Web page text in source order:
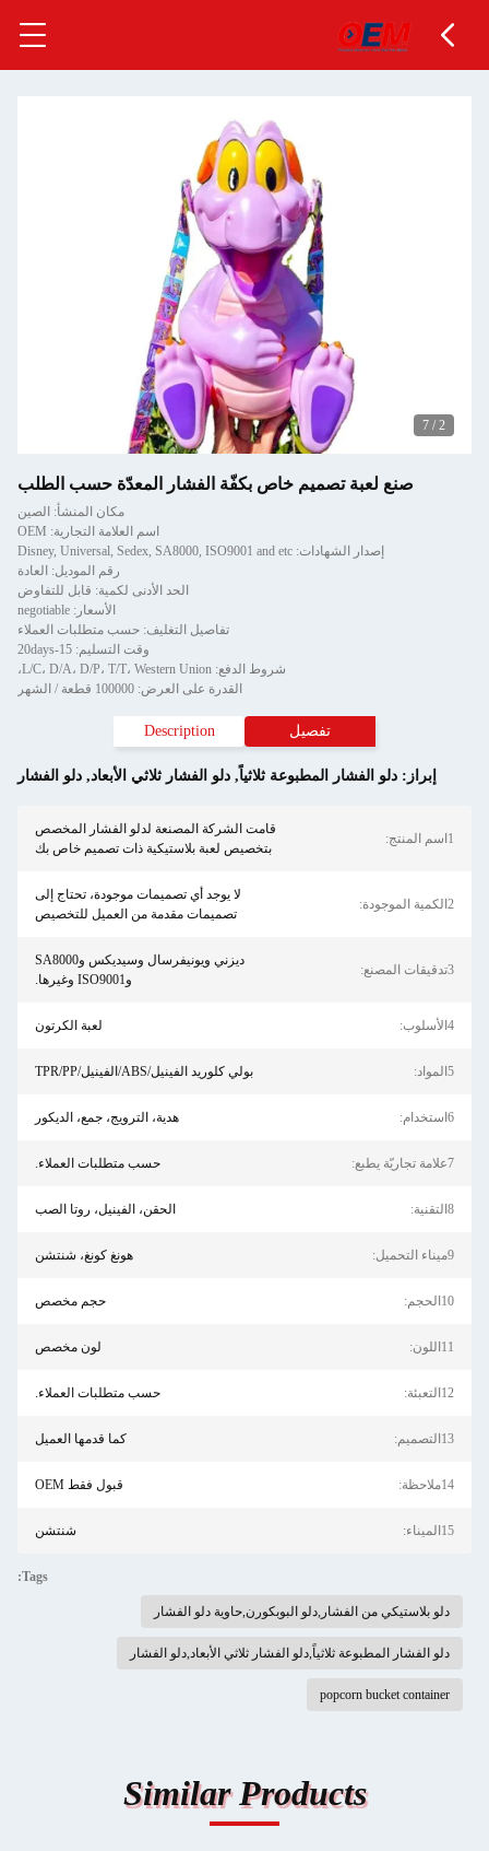
2
/
7
صنع لعبة تصميم خاص بكفّة الفشار المعدّة حسب الطلب
مكان المنشأ: الصين
اسم العلامة التجارية: OEM
إصدار الشهادات: Disney, Universal, Sedex, SA8000, ISO9001 and etc
رقم الموديل: العادة
الحد الأدنى لكمية: قابل للتفاوض
الأسعار: negotiable
تفاصيل التغليف: حسب متطلبات العملاء
وقت التسليم: 15-20days
شروط الدفع: L/C، D/A، D/P، T/T، Western Union،
القدرة على العرض: 100000 قطعة / الشهر
تفصيل Description
إبراز: دلو الفشار المطبوعة ثلاثياً, دلو الفشار ثلاثي الأبعاد, دلو الفشار
1اسم المنتج:
قامت الشركة المصنعة لدلو الفشار المخصص
بتخصيص لعبة بلاستيكية ذات تصميم خاص بك
2الكمية الموجودة:
لا يوجد أي تصميمات موجودة، تحتاج إلى
تصميمات مقدمة من العميل للتخصيص
3تدقيقات المصنع:
ديزني ويونيفرسال وسيديكس وSA8000
وISO9001 وغيرها.
4الأسلوب: لعبة الكرتون
5المواد: بولي كلوريد الفينيل/ABS/الفينيل/TPR/PP
6استخدام: هدية، الترويج، جمع، الديكور
7علامة تجاريّة يطبع: حسب متطلبات العملاء.
8التقنية: الحقن، الفينيل، روتا الصب
9ميناء التحميل: هونغ كونغ، شنتشن
10الحجم: حجم مخصص
11اللون: لون مخصص
12التعبئة: حسب متطلبات العملاء.
13التصميم: كما قدمها العميل
14ملاحظة: قبول فقط OEM
15الميناء: شنتشن
Tags:
دلو بلاستيكي من الفشار,دلو البوبكورن,حاوية دلو الفشار
دلو الفشار المطبوعة ثلاثياً,دلو الفشار ثلاثي الأبعاد,دلو الفشار
popcorn bucket container
Similar Products